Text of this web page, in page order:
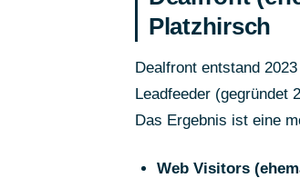
Platzhirsch
Dealfront entstand
Leadfeeder (gegründet
Das Ergebnis ist eine
Web Visitors